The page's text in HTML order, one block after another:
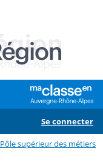
Se connecter
Pôle supérieur des métiers